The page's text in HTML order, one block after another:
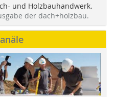
und Holzbauhandwerk.
der dach+holzbau.